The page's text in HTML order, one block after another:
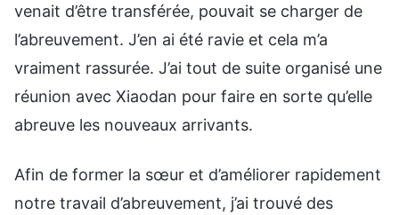
venait d’être transférée, pouvait se charger de
l’abreuvement. J’en ai été ravie et cela m’a
vraiment rassurée. J’ai tout de suite organisé une
réunion avec Xiaodan pour faire en sorte qu’elle
abreuve les nouveaux arrivants.
Afin de former la sœur et d’améliorer rapidement
notre travail d’abreuvement, j’ai trouvé des